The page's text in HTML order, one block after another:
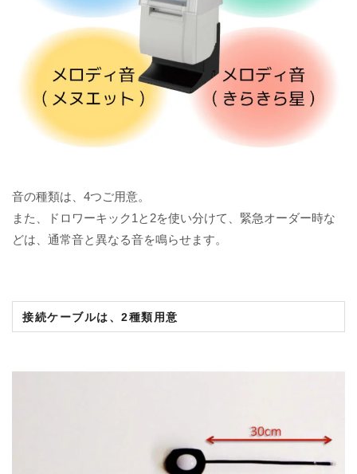
音の種類は、4つご用意。
また、ドロワーキック1と2を使い分けて、緊急オーダー時な
どは、通常音と異なる音を鳴らせます。
接続ケーブルは、2種類用意